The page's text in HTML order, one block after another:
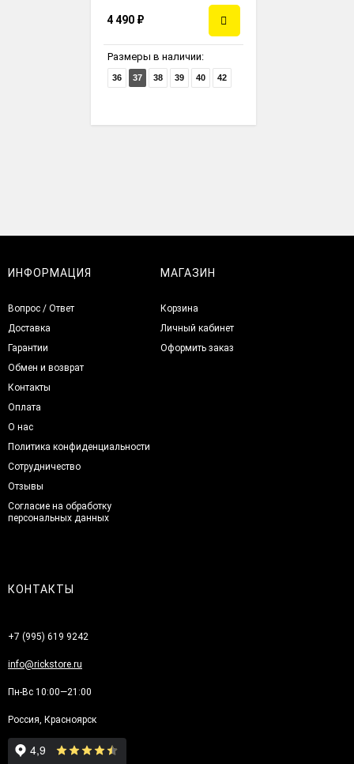
4 490 ₽
Размеры в наличии:
36 37 38 39 40 42
ИНФОРМАЦИЯ
Вопрос / Ответ
Доставка
Гарантии
Обмен и возврат
Контакты
Оплата
О нас
Политика конфиденциальности
Сотрудничество
Отзывы
Согласие на обработку
персональных данных
МАГАЗИН
Корзина
Личный кабинет
Оформить заказ
КОНТАКТЫ
+7 (995) 619 9242
info@rickstore.ru
Пн-Вс 10:00—21:00
Россия, Красноярск